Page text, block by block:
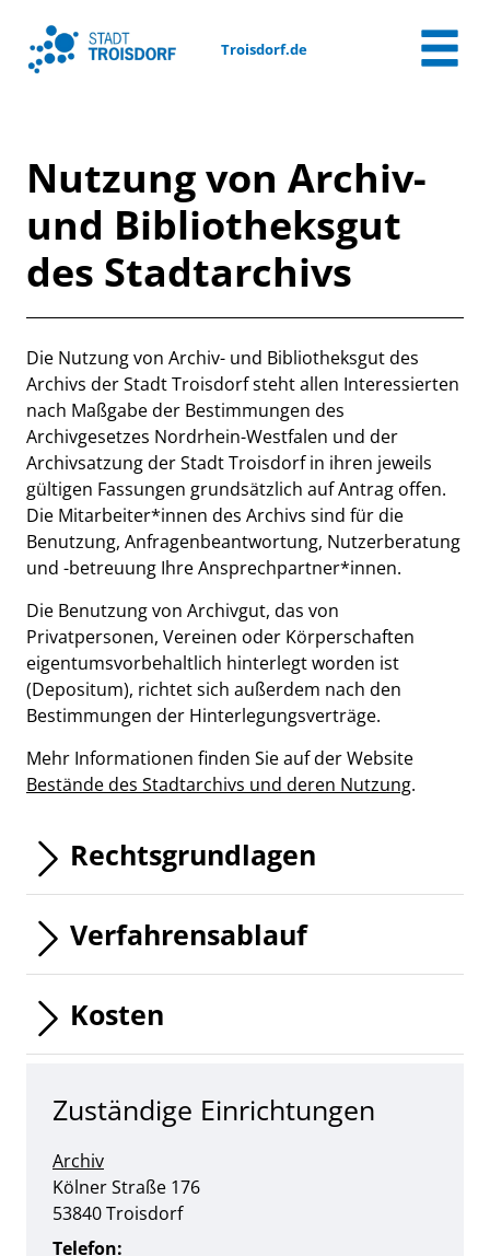
Zum Hauptinhalt springen
Troisdorf.de
Nutzung von Archiv-
und Bibliotheksgut
des Stadtarchivs
Beschreibung
Die Nutzung von Archiv- und Bibliotheksgut des
Archivs der Stadt Troisdorf steht allen Interessierten
nach Maßgabe der Bestimmungen des
Archivgesetzes Nordrhein-Westfalen und der
Archivsatzung der Stadt Troisdorf in ihren jeweils
gültigen Fassungen grundsätzlich auf Antrag offen.
Die Mitarbeiter*innen des Archivs sind für die
Benutzung, Anfragenbeantwortung, Nutzerberatung
und -betreuung Ihre Ansprechpartner*innen.
Die Benutzung von Archivgut, das von
Privatpersonen, Vereinen oder Körperschaften
eigentumsvorbehaltlich hinterlegt worden ist
(Depositum), richtet sich außerdem nach den
Bestimmungen der Hinterlegungsverträge.
Mehr Informationen finden Sie auf der Website
Bestände des Stadtarchivs und deren Nutzung.
Rechtsgrundlagen
Verfahrensablauf
Kosten
Zuständige Einrichtungen
Archiv
Straße:
Kölner Straße Hausnummer:
176
PLZ:
53840Ort:
Troisdorf
Telefon: